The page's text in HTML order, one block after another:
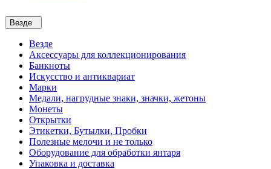
Везде
Везде
Аксессуары для коллекционирования
Банкноты
Искусство и антиквариат
Марки
Медали, нагрудные знаки, значки, жетоны
Монеты
Открытки
Этикетки, Бутылки, Пробки
Полезные мелочи и не только
Оборудование для обработки янтаря
Упаковка и доставка